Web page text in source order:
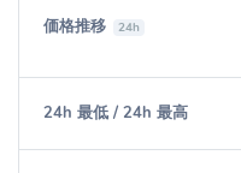
価格推移 24h
24h 最低 / 24h 最高